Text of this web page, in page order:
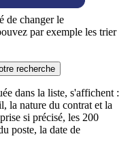
de changer le
par exemple les trier
recherche
dans la liste, s'affichent :
la nature du contrat et la
si précisé, les 200
poste, la date de